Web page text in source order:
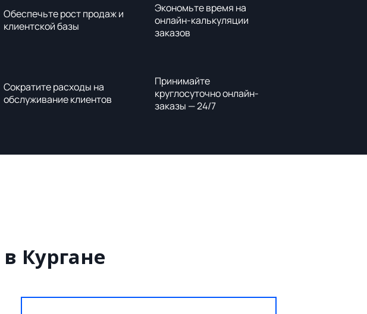
Обеспечьте рост продаж и
клиентской базы
Экономьте время на
онлайн-калькуляции
заказов
Сократите расходы на
обслуживание клиентов
Принимайте
круглосуточно онлайн-
заказы — 24/7
в Кургане